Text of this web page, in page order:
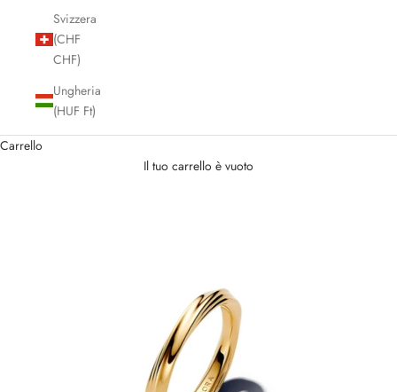
Svizzera
(CHF
CHF)
Ungheria
(HUF Ft)
Carrello
Il tuo carrello è vuoto